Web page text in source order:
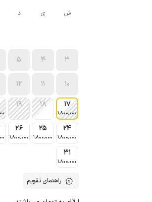
ش ی د
3
4
5
10
11
12
17
1٬800٬000
18
19
24
1٬800٬000
25
1٬800٬000
26
1٬800٬000
31
1٬800٬000
راهنمای تقویم